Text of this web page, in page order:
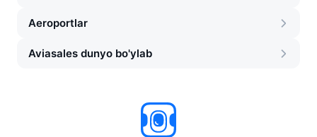
Aeroportlar
Aviasales dunyo bo'ylab